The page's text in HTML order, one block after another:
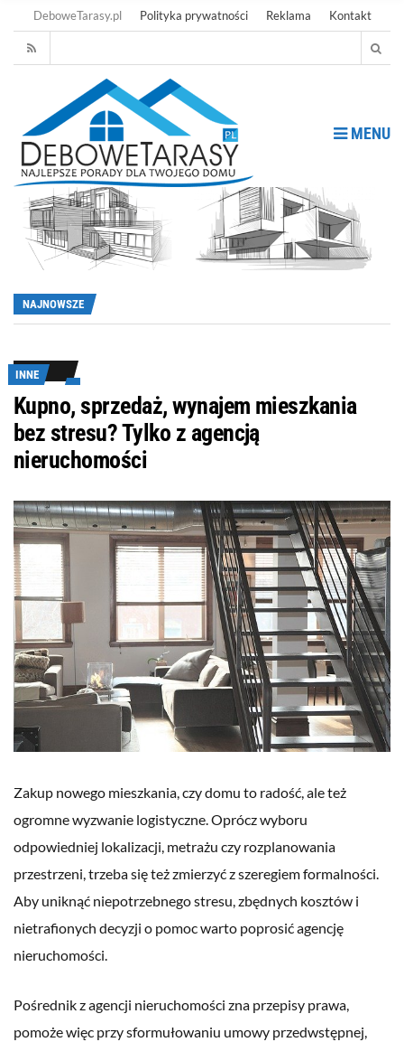
DeboweTarasy.pl Polityka prywatności Reklama Kontakt
MENU
NAJNOWSZE
INNE
Kupno, sprzedaż, wynajem mieszkania
bez stresu? Tylko z agencją
nieruchomości
Zakup nowego mieszkania, czy domu to radość, ale też
ogromne wyzwanie logistyczne. Oprócz wyboru
odpowiedniej lokalizacji, metrażu czy rozplanowania
przestrzeni, trzeba się też zmierzyć z szeregiem formalności.
Aby uniknąć niepotrzebnego stresu, zbędnych kosztów i
nietrafionych decyzji o pomoc warto poprosić agencję
nieruchomości.
Pośrednik z agencji nieruchomości zna przepisy prawa,
pomoże więc przy sformułowaniu umowy przedwstępnej,